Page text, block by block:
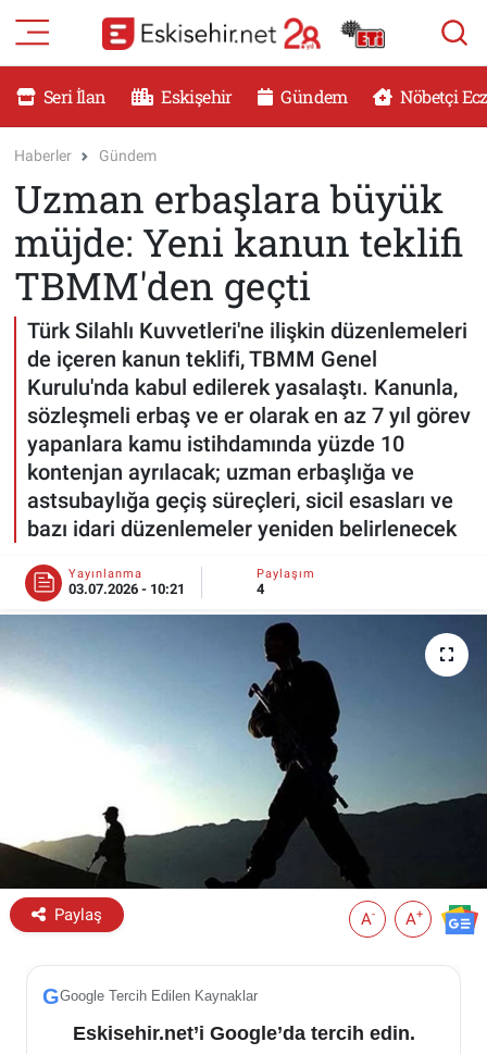
Seri İlan Eskişehir Gündem Nöbetçi
Haberler Gündem
Uzman erbaşlara büyük
müjde: Yeni kanun teklifi
TBMM'den geçti
Türk Silahlı Kuvvetleri'ne ilişkin düzenlemeleri
de içeren kanun teklifi, TBMM Genel
Kurulu'nda kabul edilerek yasalaştı. Kanunla,
sözleşmeli erbaş ve er olarak en az 7 yıl görev
yapanlara kamu istihdamında yüzde 10
kontenjan ayrılacak; uzman erbaşlığa ve
astsubaylığa geçiş süreçleri, sicil esasları ve
bazı idari düzenlemeler yeniden belirlenecek
Yayınlanma
03.07.2026 - 10:21
Paylaşım
4
Paylaş A- A+
GGoogle Tercih Edilen Kaynaklar
Eskisehir.net’i Google’da tercih edin.
RESMİ İLANLAR
DÜNYA
SAĞLIK
MAGAZİN
KADIN
TEKNOLOJİ
YEMEK
ESKİŞEHİR NÖBETÇİ ECZANELER
Eskişehir Haber İçerikleri
Eskişehir Tramvay Saatleri
Eskişehir Otobüs Saatleri
Eskişehir Nöbetçi Eczaneler
Eskişehir Namaz Vakitleri
Eskişehir Trafik Yoğunluk Haritası
Süper Lig Puan Durumu ve Fikstür
Tüm Manşetler
Son Dakika Haberleri
Haber Arşivi